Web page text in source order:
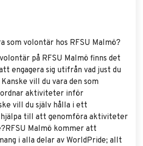
som volontär hos RFSU Malmö?
på RFSU Malmö finns det
engagera sig utifrån vad just du
vill du vara den som
aktiviteter inför
vill du själv hålla i ett
hjälpa till att genomföra aktiviteter
Malmö kommer att
i alla delar av WorldPride; allt